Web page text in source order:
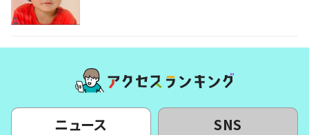
ニュース SNS